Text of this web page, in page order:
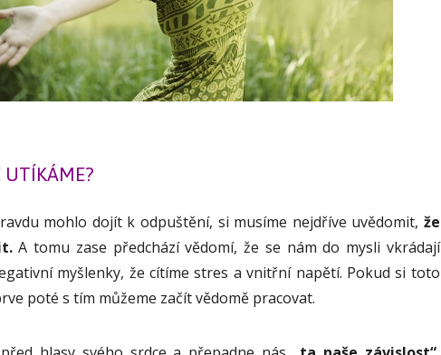
UTÍKÁME?
mohlo dojít k odpuštění, si musíme nejdříve uvědomit, že
A tomu zase předchází vědomí, že se nám do mysli vkrádají
myšlenky, že cítíme stres a vnitřní napětí. Pokud si toto
poté s tím můžeme začít vědomě pracovat.